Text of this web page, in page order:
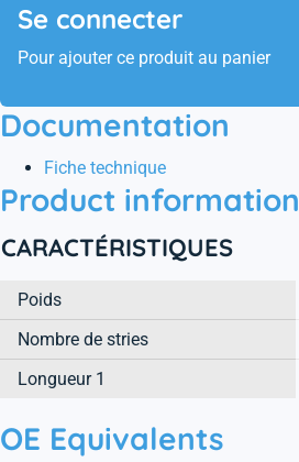
Se connecter
Pour ajouter ce produit au panier
Documentation
Fiche technique
Product information
CARACTÉRISTIQUES
Poids
Nombre de stries
Longueur 1
OE Equivalents